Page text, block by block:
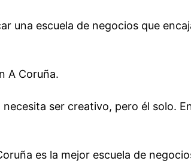
una escuela de negocios que
A Coruña.
ser creativo, pero él solo.
es la mejor escuela de